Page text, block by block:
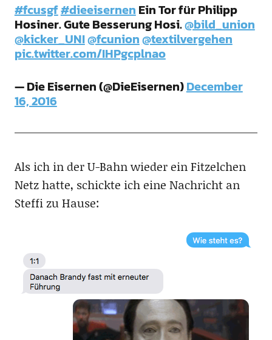
#fcusgf#dieeisernenEin Tor für Philipp
Hosiner. Gute Besserung Hosi.@bild_union
@kicker_UNI@fcunion@textilvergehen
pic.twitter.com/IHPgcplnao
— Die Eisernen (@DieEisernen)December
16, 2016
Als ich in der U-Bahn wieder ein Fitzelchen
Netz hatte, schickte ich eine Nachricht an
Steffi zu Hause: